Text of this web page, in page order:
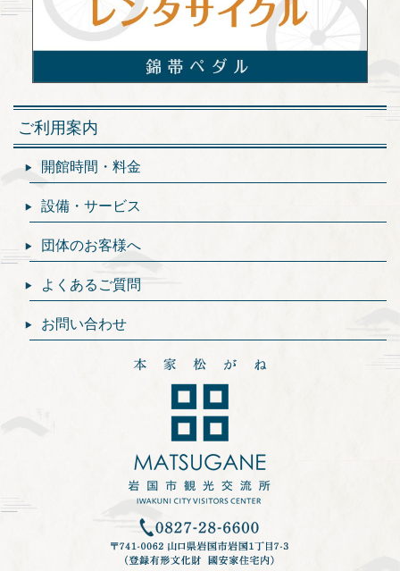
ご利用案内
開館時間・料金
設備・サービス
団体のお客様へ
よくあるご質問
お問い合わせ